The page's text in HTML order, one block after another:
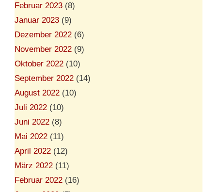
Februar 2023 (8)
Januar 2023 (9)
Dezember 2022 (6)
November 2022 (9)
Oktober 2022 (10)
September 2022 (14)
August 2022 (10)
Juli 2022 (10)
Juni 2022 (8)
Mai 2022 (11)
April 2022 (12)
März 2022 (11)
Februar 2022 (16)